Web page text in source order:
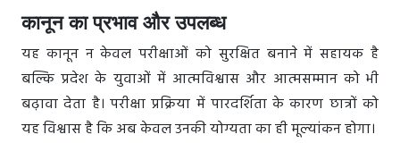
कानून का प्रभाव और उपलब्ध
यह कानून न केवल परीक्षाओं को सुरक्षित बनाने में सहायक है
बल्कि प्रदेश के युवाओं में आत्मविश्वास और आत्मसम्मान को भी
बढ़ावा देता है। परीक्षा प्रक्रिया में पारदर्शिता के कारण छात्रों को
यह विश्वास है कि अब केवल उनकी योग्यता का ही मूल्यांकन होगा।